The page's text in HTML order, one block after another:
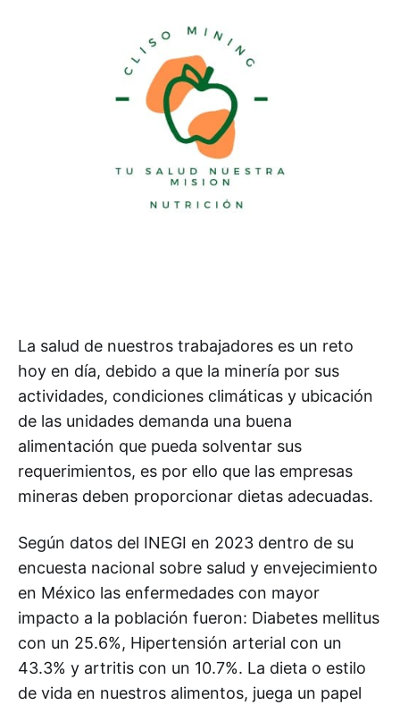
La salud de nuestros trabajadores es un reto
hoy en día, debido a que la minería por sus
actividades, condiciones climáticas y ubicación
de las unidades demanda una buena
alimentación que pueda solventar sus
requerimientos, es por ello que las empresas
mineras deben proporcionar dietas adecuadas.
Según datos del INEGI en 2023 dentro de su
encuesta nacional sobre salud y envejecimiento
en México las enfermedades con mayor
impacto a la población fueron: Diabetes mellitus
con un 25.6%, Hipertensión arterial con un
43.3% y artritis con un 10.7%. La dieta o estilo
de vida en nuestros alimentos, juega un papel